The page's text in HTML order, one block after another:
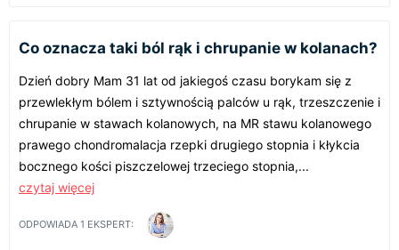
Co oznacza taki ból rąk i chrupanie w kolanach?
Dzień dobry Mam 31 lat od jakiegoś czasu borykam się z
przewlekłym bólem i sztywnością palców u rąk, trzeszczenie i
chrupanie w stawach kolanowych, na MR stawu kolanowego
prawego chondromalacja rzepki drugiego stopnia i kłykcia
bocznego kości piszczelowej trzeciego stopnia,...
czytaj więcej
ODPOWIADA 1 EKSPERT: